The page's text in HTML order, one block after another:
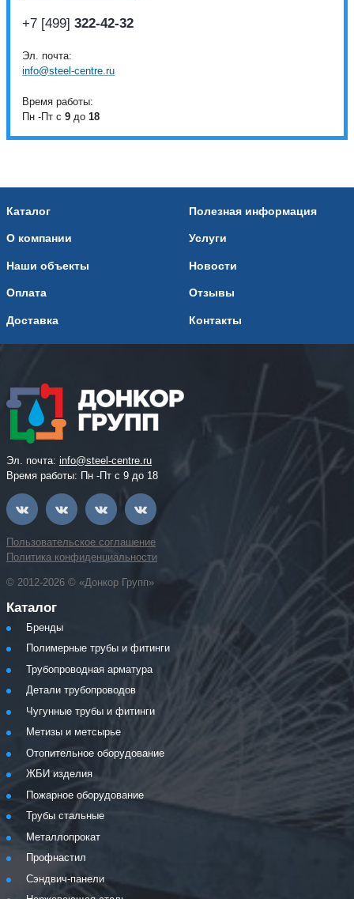
+7 [499] 322-42-32
Эл. почта:
info@steel-centre.ru
Время работы:
Пн -Пт с 9 до 18
Каталог
О компании
Наши объекты
Оплата
Доставка
Полезная информация
Услуги
Новости
Отзывы
Контакты
Эл. почта: info@steel-centre.ru
Время работы: Пн -Пт с 9 до 18
Пользовательское соглашение
Политика конфиденциальности
© 2012-2026 © «Донкор Групп»
Каталог
Бренды
Полимерные трубы и фитинги
Трубопроводная арматура
Детали трубопроводов
Чугунные трубы и фитинги
Метизы и метсырье
Отопительное оборудование
ЖБИ изделия
Пожарное оборудование
Трубы стальные
Металлопрокат
Профнастил
Сэндвич-панели